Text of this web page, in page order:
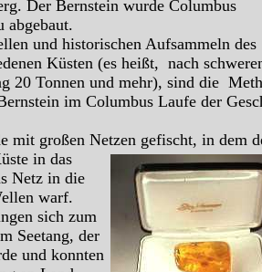
Der Bernstein wurde Columbus
abgebaut.
und historischen Aufsammeln des
Küsten (es heißt, nach
20 Tonnen und mehr), sind die
im Columbus Laufe der
mit großen Netzen gefischt, in dem
in das
Netz in die
warf.
sich zum
Seetang, der
und konnten